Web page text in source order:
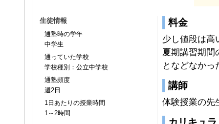
生徒情報
通塾時の学年
中学生
通っていた学校
学校種別：公立中学校
通塾頻度
週2日
1日あたりの授業時間
1～2時間
料金
少し値段は高
夏期講習期間
となどなかっ
講師
体験授業の先